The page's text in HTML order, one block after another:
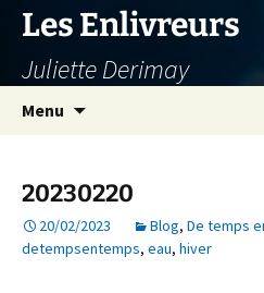
Aller
contenu
Les Enlivreurs
Juliette Derimay
Menu
20230220
20/02/2023 Blog, De temps
detempsentemps, eau, hiver